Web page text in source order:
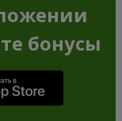
бонусы